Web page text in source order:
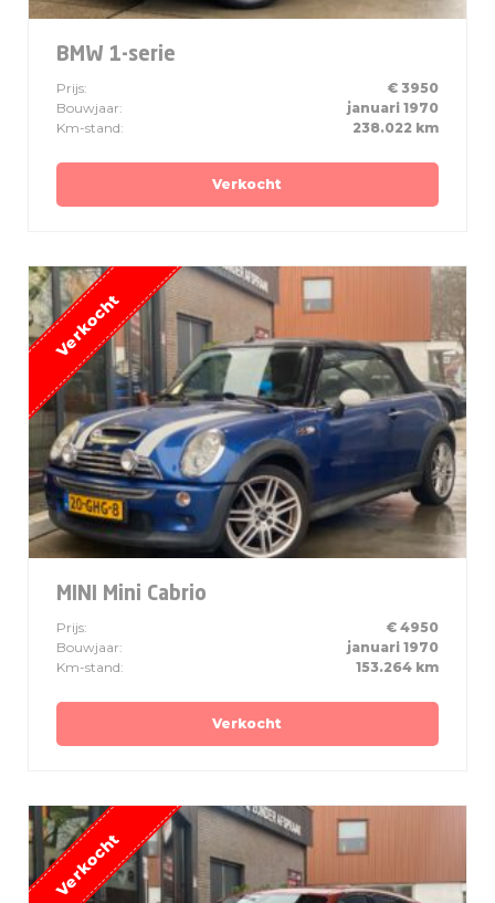
BMW 1-serie
Prijs:
€ 3950
Bouwjaar:
januari 1970
Km-stand:
238.022 km
Verkocht
MINI Mini Cabrio
Prijs:
€ 4950
Bouwjaar:
januari 1970
Km-stand:
153.264 km
Verkocht